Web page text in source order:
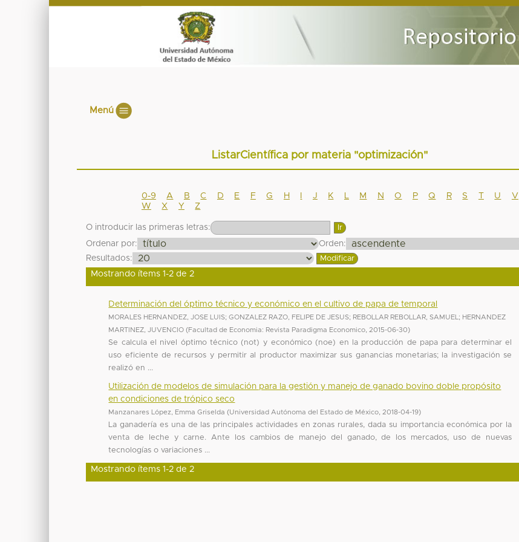
Menú
ListarCientífica por materia "optimización"
0-9 A B C D E F G H J K M N O P Q R S T U
V
W
X Y Z
O introducir las primeras letras:
Ordenar por:
Orden:
Resultados:
Mostrando ítems 1-2 de 2
Determinación del óptimo técnico y económico en el cultivo de papa de temporal
MORALES HERNANDEZ, JOSE LUIS;GONZALEZ RAZO, FELIPE DE JESUS; REBOLLAR REBOLLAR, SAMUEL ; HERNANDEZ
MARTINEZ, JUVENCIO (Facultad de Economia: Revista Paradigma Economico 2015-06-30)
Se calcula el nivel óptimo técnico (not) y económico (noe) en la producción de papa para determinar el
uso eficiente de recursos y permitir al productor maximizar sus ganancias monetarias; la investigación se
realizó en ...
Utilización de modelos de simulación para la gestión y manejo de ganado bovino doble propósito
en condiciones de trópico seco
Manzanares López, Emma Griselda (Universidad Autónoma del Estado de México 2018-04-19)
La ganadería es una de las principales actividades en zonas rurales, dada su importancia económica por la
venta de leche y carne. Ante los cambios de manejo del ganado, de los mercados, uso de nuevas
tecnologías o variaciones ...
Mostrando ítems 1-2 de 2